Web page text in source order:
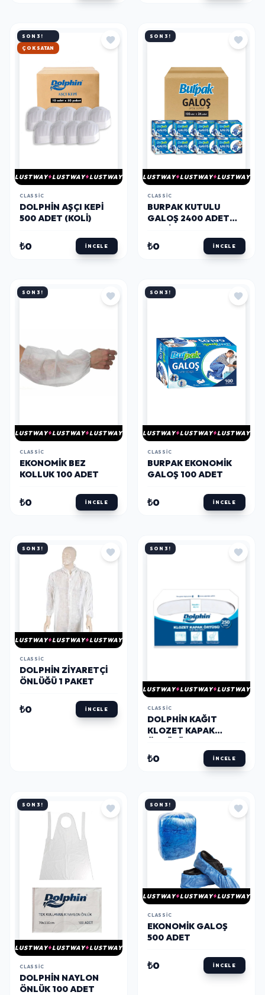
SON 3!
HIZLI KARGO
LUSTWAY LUSTWAY LUSTWAY
CLASSIC
DOLPHIN AŞÇI KEPI
500 ADET (KOLI)
₺0 İNCELE
SON 3!
LUSTWAY LUSTWAY LUSTWAY
CLASSIC
BURPAK KUTULU
GALOŞ 2400 ADET
₺0 İNCELE
SON 3!
LUSTWAY LUSTWAY LUSTWAY
CLASSIC
EKONOMIK BEZ
KOLLUK 100 ADET
₺0 İNCELE
SON 3!
LUSTWAY LUSTWAY LUSTWAY
CLASSIC
BURPAK EKONOMIK
GALOŞ 100 ADET
₺0 İNCELE
SON 3!
LUSTWAY LUSTWAY LUSTWAY
CLASSIC
DOLPHIN ZIYARETÇI
ÖNLÜĞÜ 1 PAKET
₺0 İNCELE
SON 3!
LUSTWAY LUSTWAY LUSTWAY
CLASSIC
DOLPHIN KAĞIT
KLOZET KAPAK
₺0 İNCELE
SON 3!
LUSTWAY LUSTWAY LUSTWAY
CLASSIC
DOLPHIN NAYLON
ÖNLÜK 100 ADET
SON 3!
LUSTWAY LUSTWAY LUSTWAY
CLASSIC
EKONOMIK GALOŞ
500 ADET
₺0 İNCELE